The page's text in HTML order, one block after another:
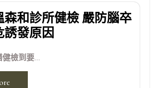
森和診所健檢 嚴防腦卒
誘發原因
檢到要...